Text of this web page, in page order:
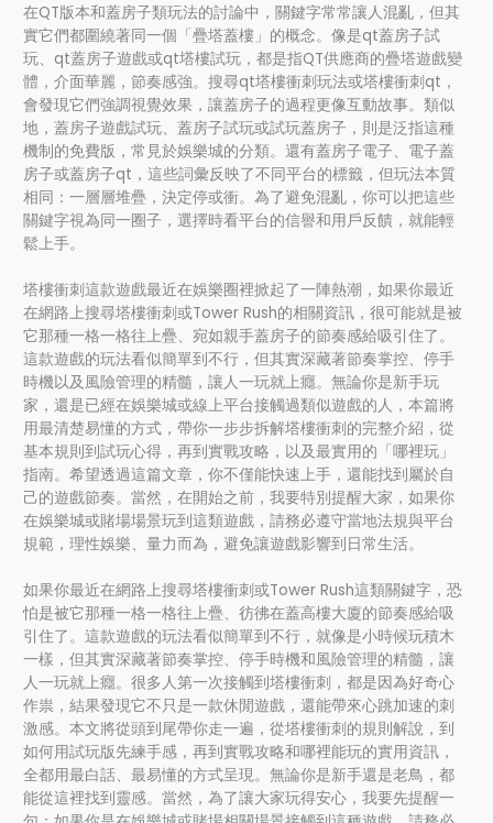
在QT版本和蓋房子類玩法的討論中，關鍵字常常讓人混亂，但其
實它們都圍繞著同一個「疊塔蓋樓」的概念。像是qt蓋房子試
玩、qt蓋房子遊戲或qt塔樓試玩，都是指QT供應商的疊塔遊戲變
體，介面華麗，節奏感強。搜尋qt塔樓衝刺玩法或塔樓衝刺qt，
會發現它們強調視覺效果，讓蓋房子的過程更像互動故事。類似
地，蓋房子遊戲試玩、蓋房子試玩或試玩蓋房子，則是泛指這種
機制的免費版，常見於娛樂城的分類。還有蓋房子電子、電子蓋
房子或蓋房子qt，這些詞彙反映了不同平台的標籤，但玩法本質
相同：一層層堆疊，決定停或衝。為了避免混亂，你可以把這些
關鍵字視為同一圈子，選擇時看平台的信譽和用戶反饋，就能輕
鬆上手。
塔樓衝刺這款遊戲最近在娛樂圈裡掀起了一陣熱潮，如果你最近
在網路上搜尋塔樓衝刺或Tower Rush的相關資訊，很可能就是被
它那種一格一格往上疊、宛如親手蓋房子的節奏感給吸引住了。
這款遊戲的玩法看似簡單到不行，但其實深藏著節奏掌控、停手
時機以及風險管理的精髓，讓人一玩就上癮。無論你是新手玩
家，還是已經在娛樂城或線上平台接觸過類似遊戲的人，本篇將
用最清楚易懂的方式，帶你一步步拆解塔樓衝刺的完整介紹，從
基本規則到試玩心得，再到實戰攻略，以及最實用的「哪裡玩」
指南。希望透過這篇文章，你不僅能快速上手，還能找到屬於自
己的遊戲節奏。當然，在開始之前，我要特別提醒大家，如果你
在娛樂城或賭場場景玩到這類遊戲，請務必遵守當地法規與平台
規範，理性娛樂、量力而為，避免讓遊戲影響到日常生活。
如果你最近在網路上搜尋塔樓衝刺或Tower Rush這類關鍵字，恐
怕是被它那種一格一格往上疊、彷彿在蓋高樓大廈的節奏感給吸
引住了。這款遊戲的玩法看似簡單到不行，就像是小時候玩積木
一樣，但其實深藏著節奏掌控、停手時機和風險管理的精髓，讓
人一玩就上癮。很多人第一次接觸到塔樓衝刺，都是因為好奇心
作祟，結果發現它不只是一款休閒遊戲，還能帶來心跳加速的刺
激感。本文將從頭到尾帶你走一遍，從塔樓衝刺的規則解說，到
如何用試玩版先練手感，再到實戰攻略和哪裡能玩的實用資訊，
全都用最白話、最易懂的方式呈現。無論你是新手還是老鳥，都
能從這裡找到靈感。當然，為了讓大家玩得安心，我要先提醒一